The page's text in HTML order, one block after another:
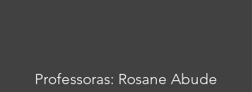
Professoras: Rosane Abude